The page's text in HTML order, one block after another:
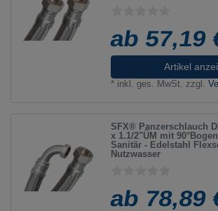
ab 57,19
Artikel
* inkl. ges. MwSt. zzgl.
SFX® Panzerschlauch
x 1.1/2"ÜM mit
Sanitär - Edelstahl
Nutzwasser
ab 78,89